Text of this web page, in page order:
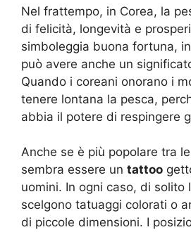
Nel frattempo, in Corea, la
di felicità, longevità e
simboleggia buona fortuna,
può avere anche un
Quando i coreani onorano i
tenere lontana la pesca,
abbia il potere di respingere
Anche se è più popolare tra
sembra essere un tattoo
uomini. In ogni caso, di solito
scelgono tatuaggi colorati o
di piccole dimensioni. I